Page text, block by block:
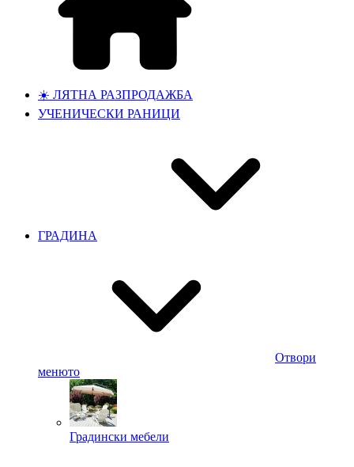
☀️ ЛЯТНА РАЗПРОДАЖБА
УЧЕНИЧЕСКИ РАНИЦИ
ГРАДИНА
Отвори
менюто
Градински мебели